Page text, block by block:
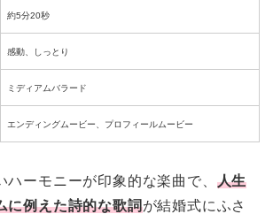
約5分20秒
感動、しっとり
ミディアムバラード
エンディングムービー、プロフィールムービー
ハーモニーが印象的な楽曲で、 人生
に例えた詩的な歌詞が結婚式にふさ